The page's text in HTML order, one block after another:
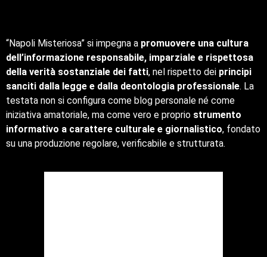
“Napoli Misteriosa” si impegna a promuovere una cultura
dell’informazione responsabile, imparziale e rispettosa
della verità sostanziale dei fatti, nel rispetto dei principi
sanciti dalla legge e dalla deontologia professionale. La
testata non si configura come blog personale né come
iniziativa amatoriale, ma come vero e proprio strumento
informativo a carattere culturale e giornalistico, fondato
su una produzione regolare, verificabile e strutturata.